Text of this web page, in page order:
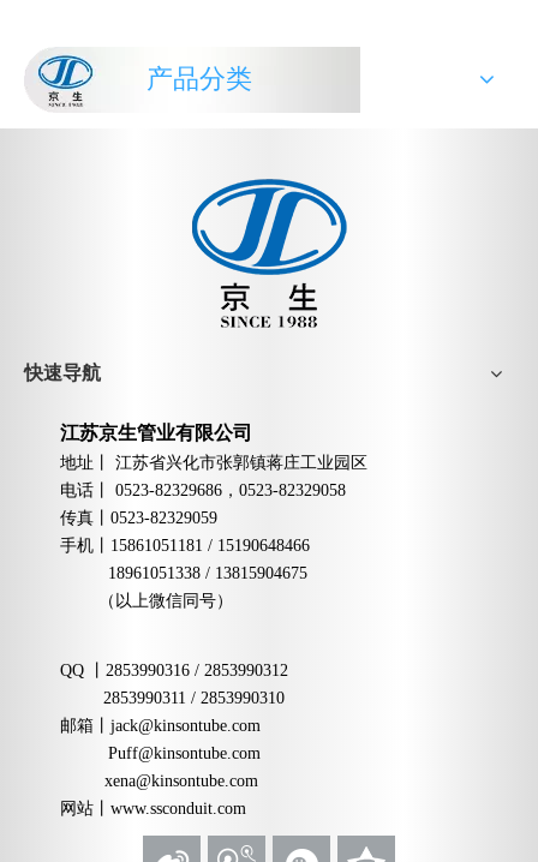
产品分类
快速导航
江苏京生管业有限公司
地址丨 江苏省兴化市张郭镇蒋庄工业园区
电话丨 0523-82329686，0523-82329058
传真丨 0523-82329059
手机
15861051181 / 15190648466
18961051338 / 13815904675
（以上微信同号）
QQ
2853990316 / 2853990312
2853990311 / 2853990310
邮箱
jack@kinsontube.com
Puff@kinsontube.com
xena@kinsontube.com
网站 丨www.ssconduit.com